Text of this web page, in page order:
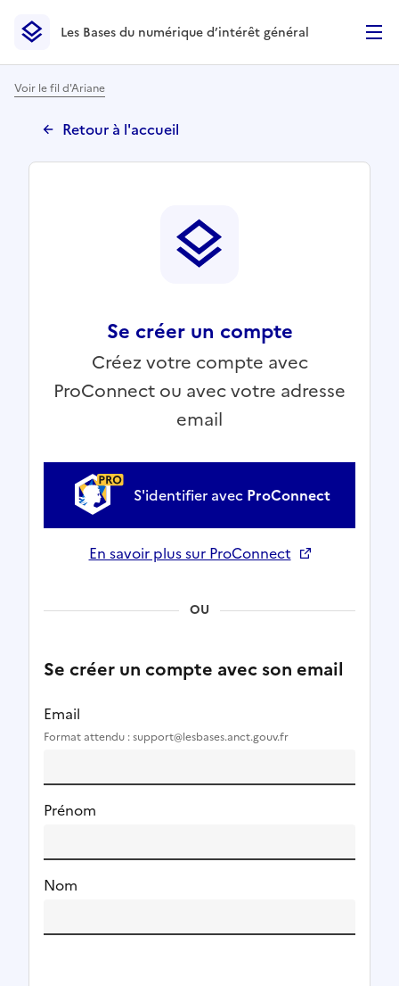
Les Bases du numérique d’intérêt général- Retour à la
Les Bases du numérique d’intérêt général
Voir le fil d'Ariane
Retour à l'accueil
Se créer un compte
Créez votre compte avec
ProConnect ou avec votre adresse
email
S'identifier avec ProConnect
En savoir plus sur ProConnect
OU
Se créer un compte avec son email
Email
Format attendu : support@lesbases.anct.gouv.fr
Prénom
Nom